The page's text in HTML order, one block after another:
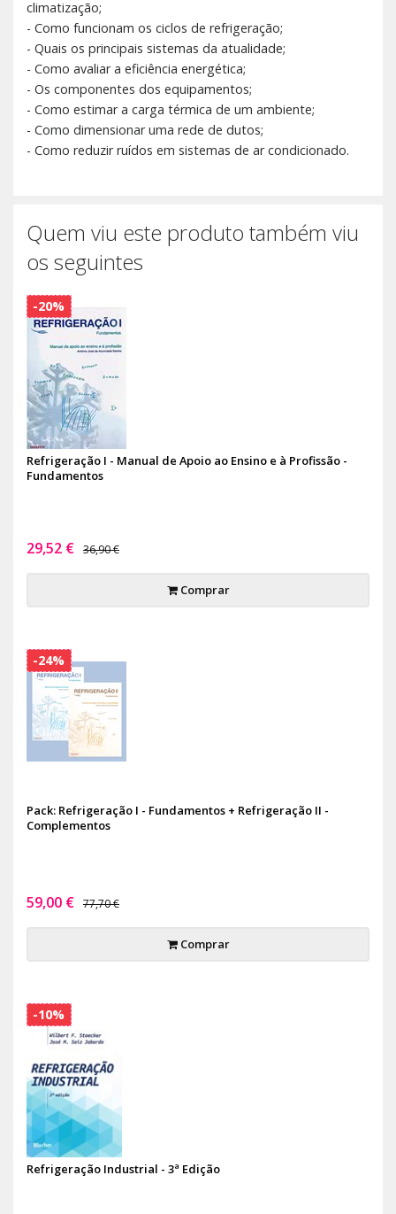
climatização;
- Como funcionam os ciclos de refrigeração;
- Quais os principais sistemas da atualidade;
- Como avaliar a eficiência energética;
- Os componentes dos equipamentos;
- Como estimar a carga térmica de um ambiente;
- Como dimensionar uma rede de dutos;
- Como reduzir ruídos em sistemas de ar condicionado.
Quem viu este produto também viu
os seguintes
Refrigeração I - Manual de Apoio ao Ensino e à Profissão -
Fundamentos
29,52 € 36,90 €
Comprar
-20%
Pack: Refrigeração I - Fundamentos + Refrigeração II -
Complementos
59,00 € 77,70 €
Comprar
-24%
Refrigeração Industrial - 3ª Edição
-10%